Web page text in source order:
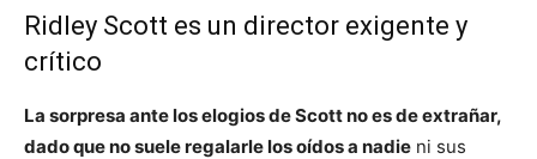
Ridley Scott es un director exigente y
crítico
La sorpresa ante los elogios de Scott no es de extrañar,
dado que no suele regalarle los oídos a nadie ni sus